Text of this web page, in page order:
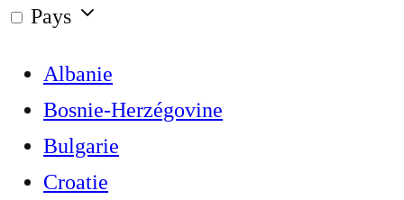
Pays
Albanie
Bosnie-Herzégovine
Bulgarie
Croatie